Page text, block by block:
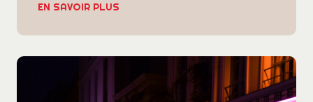
EN SAVOIR PLUS